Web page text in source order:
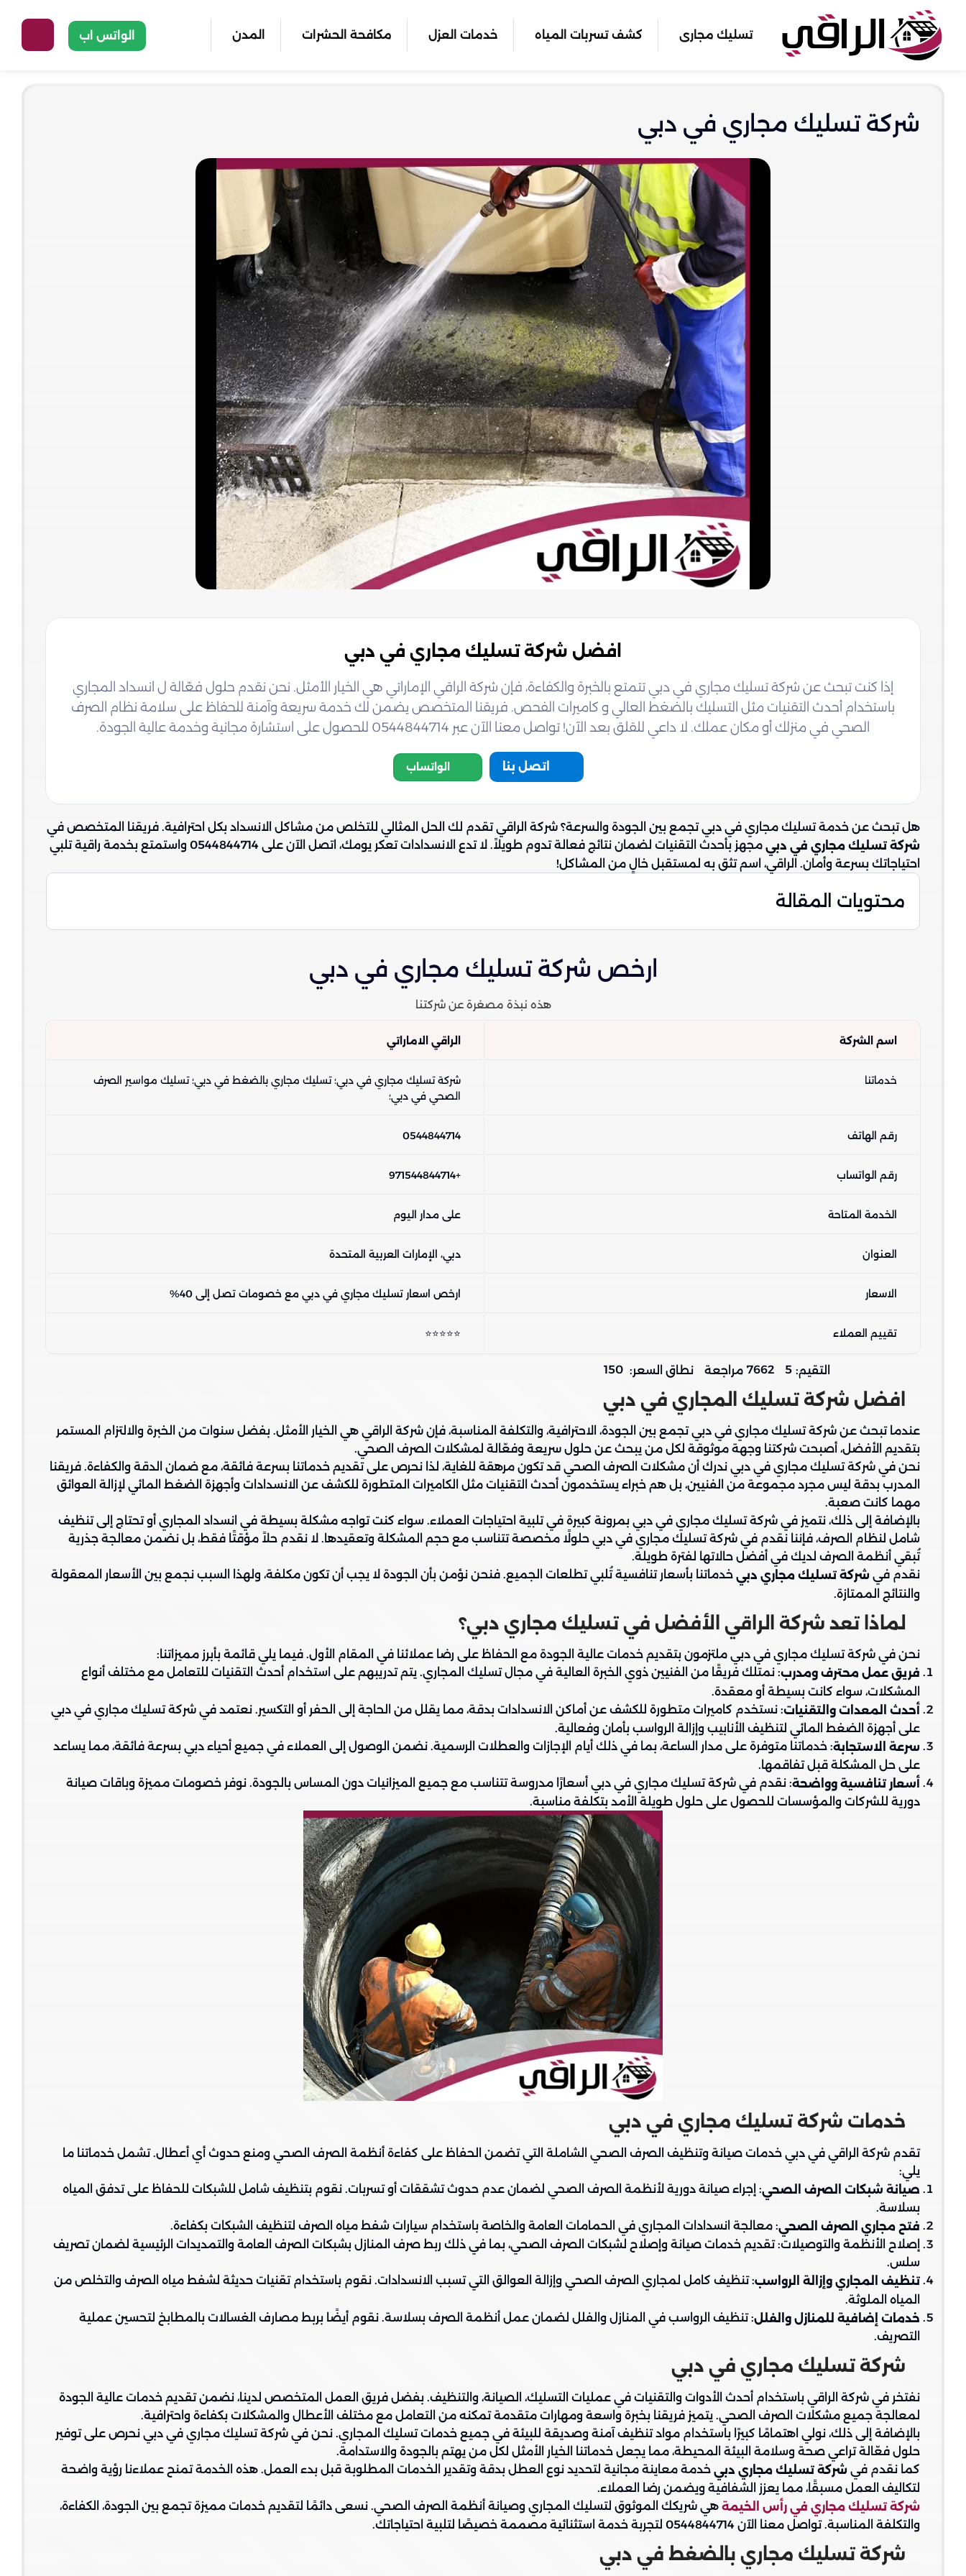
تسليك مجارى كشف تسربات المياه خدمات العزل مكافحة الحشرات المدن الواتس اب
شركة تسليك مجاري في دبي
افضل شركة تسليك مجاري في دبي
إذا كنت تبحث عن شركة تسليك مجاري في دبي تتمتع بالخبرة والكفاءة، فإن شركة الراقي الإماراتي هي الخيار الأمثل. نحن نقدم حلول فعّالة ل انسداد المجاري
باستخدام أحدث التقنيات مثل التسليك بالضغط العالي و كاميرات الفحص. فريقنا المتخصص يضمن لك خدمة سريعة وآمنة للحفاظ على سلامة نظام الصرف
الصحي في منزلك أو مكان عملك. لا داعي للقلق بعد الآن! تواصل معنا الآن عبر 0544844714 للحصول على استشارة مجانية وخدمة عالية الجودة.
اتصل بنا الواتساب
هل تبحث عن خدمة تسليك مجاري في دبي تجمع بين الجودة والسرعة؟ شركة الراقي تقدم لك الحل المثالي للتخلص من مشاكل الانسداد بكل احترافية. فريقنا المتخصص في
شركة تسليك مجاري في دبي
مجهز بأحدث التقنيات لضمان نتائج فعالة تدوم طويلاً. لا تدع الانسدادات تعكر يومك، اتصل الآن على 0544844714 واستمتع بخدمة راقية تلبي
احتياجاتك بسرعة وأمان. الراقي، اسم تثق به لمستقبل خالٍ من المشاكل!
محتويات المقالة
ارخص شركة تسليك مجاري في دبي
هذه نبذة مصغرة عن شركتنا
اسم الشركة الراقي الاماراتي
خدماتنا
شركة تسليك مجاري في دبي؛ تسليك مجاري بالضغط في دبي؛ تسليك مواسير الصرف
الصحي في دبي؛
رقم الهاتف 0544844714
رقم الواتساب +971544844714
الخدمة المتاحة على مدار اليوم
العنوان دبي، الإمارات العربية المتحدة
الاسعار ارخص اسعار تسليك مجاري في دبي مع خصومات تصل إلى 40%
تقييم العملاء ⭐⭐⭐⭐⭐
التقيم: 5
7662 مراجعة نطاق السعر:
افضل شركة تسليك المجاري في دبي
عندما تبحث عن شركة تسليك مجاري في دبي تجمع بين الجودة، الاحترافية، والتكلفة المناسبة، فإن شركة الراقي هي الخيار الأمثل. بفضل سنوات من الخبرة والالتزام المستمر
بتقديم الأفضل، أصبحت شركتنا وجهة موثوقة لكل من يبحث عن حلول سريعة وفعّالة لمشكلات الصرف الصحي.
نحن في شركة تسليك مجاري في دبي ندرك أن مشكلات الصرف الصحي قد تكون مرهقة للغاية، لذا نحرص على تقديم خدماتنا بسرعة فائقة، مع ضمان الدقة والكفاءة. فريقنا
المدرب بدقة ليس مجرد مجموعة من الفنيين، بل هم خبراء يستخدمون أحدث التقنيات مثل الكاميرات المتطورة للكشف عن الانسدادات وأجهزة الضغط المائي لإزالة العوائق
مهما كانت صعبة.
بالإضافة إلى ذلك، نتميز في شركة تسليك مجاري في دبي بمرونة كبيرة في تلبية احتياجات العملاء. سواء كنت تواجه مشكلة بسيطة في انسداد المجاري أو تحتاج إلى تنظيف
شامل لنظام الصرف، فإننا نقدم في شركة تسليك مجاري في دبي حلولًا مخصصة تتناسب مع حجم المشكلة وتعقيدها. لا نقدم حلاً مؤقتًا فقط، بل نضمن معالجة جذرية
تُبقي أنظمة الصرف لديك في أفضل حالاتها لفترة طويلة.
نقدم في شركة تسليك مجاري دبي خدماتنا بأسعار تنافسية تُلبي تطلعات الجميع. فنحن نؤمن بأن الجودة لا يجب أن تكون مكلفة، ولهذا السبب نجمع بين الأسعار المعقولة
والنتائج الممتازة.
لماذا تعد شركة الراقي الأفضل في تسليك مجاري دبي؟
نحن في شركة تسليك مجاري في دبي ملتزمون بتقديم خدمات عالية الجودة مع الحفاظ على رضا عملائنا في المقام الأول. فيما يلي قائمة بأبرز مميزاتنا:
فريق عمل محترف ومدرب: نمتلك فريقًا من الفنيين ذوي الخبرة العالية في مجال تسليك المجاري. يتم تدريبهم على استخدام أحدث التقنيات للتعامل مع مختلف أنواع
المشكلات، سواء كانت بسيطة أو معقدة.
أحدث المعدات والتقنيات: نستخدم كاميرات متطورة للكشف عن أماكن الانسدادات بدقة، مما يقلل من الحاجة إلى الحفر أو التكسير. نعتمد في شركة تسليك مجاري في دبي
على أجهزة الضغط المائي لتنظيف الأنابيب وإزالة الرواسب بأمان وفعالية.
سرعة الاستجابة: خدماتنا متوفرة على مدار الساعة، بما في ذلك أيام الإجازات والعطلات الرسمية. نضمن الوصول إلى العملاء في جميع أحياء دبي بسرعة فائقة، مما يساعد
على حل المشكلة قبل تفاقمها.
أسعار تنافسية وواضحة: نقدم في شركة تسليك مجاري في دبي أسعارًا مدروسة تتناسب مع جميع الميزانيات دون المساس بالجودة. نوفر خصومات مميزة وباقات صيانة
دورية للشركات والمؤسسات للحصول على حلول طويلة الأمد بتكلفة مناسبة.
خدمات شركة تسليك مجاري في دبي
تقدم شركة الراقي في دبي خدمات صيانة وتنظيف الصرف الصحي الشاملة التي تضمن الحفاظ على كفاءة أنظمة الصرف الصحي ومنع حدوث أي أعطال. تشمل خدماتنا ما
يلي:
صيانة شبكات الصرف الصحي: إجراء صيانة دورية لأنظمة الصرف الصحي لضمان عدم حدوث تشققات أو تسربات. نقوم بتنظيف شامل للشبكات للحفاظ على تدفق المياه
بسلاسة.
فتح مجاري الصرف الصحي: معالجة انسدادات المجاري في الحمامات العامة والخاصة باستخدام سيارات شفط مياه الصرف لتنظيف الشبكات بكفاءة.
إصلاح الأنظمة والتوصيلات: تقديم خدمات صيانة وإصلاح لشبكات الصرف الصحي، بما في ذلك ربط صرف المنازل بشبكات الصرف العامة والتمديدات الرئيسية لضمان تصريف
سلس.
تنظيف المجاري وإزالة الرواسب: تنظيف كامل لمجاري الصرف الصحي وإزالة العوالق التي تسبب الانسدادات. نقوم باستخدام تقنيات حديثة لشفط مياه الصرف والتخلص من
المياه الملوثة.
خدمات إضافية للمنازل والفلل: تنظيف الرواسب في المنازل والفلل لضمان عمل أنظمة الصرف بسلاسة. نقوم أيضًا بربط مصارف الغسالات بالمطابخ لتحسين عملية
التصريف.
شركة تسليك مجاري في دبي
نفتخر في شركة الراقي باستخدام أحدث الأدوات والتقنيات في عمليات التسليك، الصيانة، والتنظيف. بفضل فريق العمل المتخصص لدينا، نضمن تقديم خدمات عالية الجودة
لمعالجة جميع مشكلات الصرف الصحي. يتميز فريقنا بخبرة واسعة ومهارات متقدمة تمكنه من التعامل مع مختلف الأعطال والمشكلات بكفاءة واحترافية.
بالإضافة إلى ذلك، نولي اهتمامًا كبيرًا باستخدام مواد تنظيف آمنة وصديقة للبيئة في جميع خدمات تسليك المجاري. نحن في شركة تسليك مجاري في دبي نحرص على توفير
حلول فعّالة تراعي صحة وسلامة البيئة المحيطة، مما يجعل خدماتنا الخيار الأمثل لكل من يهتم بالجودة والاستدامة.
كما نقدم في شركة تسليك مجاري دبي خدمة معاينة مجانية لتحديد نوع العطل بدقة وتقدير الخدمات المطلوبة قبل بدء العمل. هذه الخدمة تمنح عملاءنا رؤية واضحة
لتكاليف العمل مسبقًا، مما يعزز الشفافية ويضمن رضا العملاء.
شركة تسليك مجاري في رأس الخيمة هي شريكك الموثوق لتسليك المجاري وصيانة أنظمة الصرف الصحي. نسعى دائمًا لتقديم خدمات مميزة تجمع بين الجودة، الكفاءة،
والتكلفة المناسبة. تواصل معنا الآن 0544844714 لتجربة خدمة استثنائية مصممة خصيصًا لتلبية احتياجاتك.
شركة تسليك مجاري بالضغط في دبي